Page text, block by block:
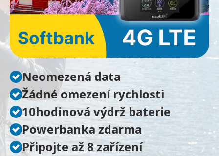
Neomezená data
Žádné omezení rychlosti
10hodinová výdrž baterie
Powerbanka zdarma
Připojte až 8 zařízení